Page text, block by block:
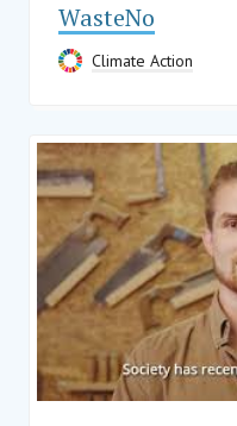
WasteNo
Climate Action